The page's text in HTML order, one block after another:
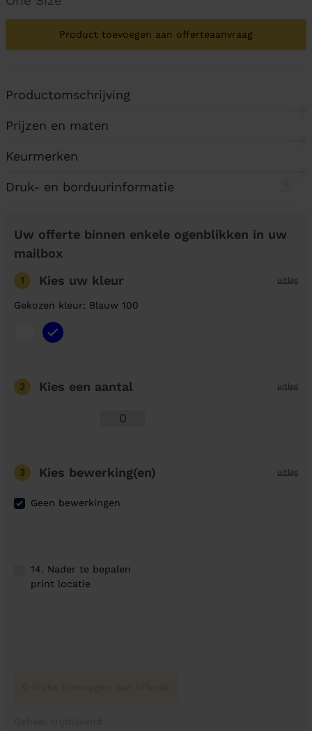
Product toevoegen aan offerteaanvraag
Productomschrijving
Prijzen en maten
Keurmerken
Druk- en borduurinformatie
Uw offerte binnen enkele ogenblikken in uw
mailbox
1 Kies uw kleur uitleg
Gekozen kleur: Blauw 100
2 Kies een aantal uitleg
3 Kies bewerking(en) uitleg
Geen bewerkingen
14. Nader te bepalen
print locatie